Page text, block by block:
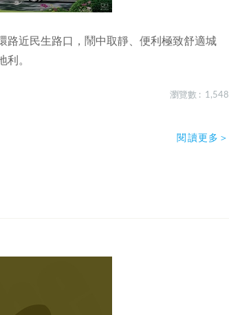
路近民生路口，鬧中取靜、便利極致舒適城
利。
瀏覽數 : 1,548
閱讀更多＞